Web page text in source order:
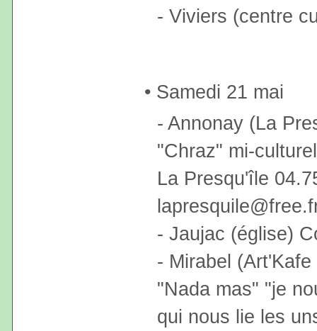
- Viviers (centre
• Samedi 21 mai
- Annonay (La
"Chraz" mi-
La Presqu'île
- Jaujac (église)
- Mirabel
"Nada mas" "je
qui nous lie les